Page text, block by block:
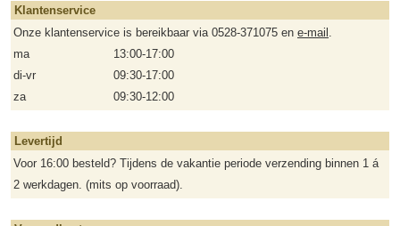
Klantenservice
Onze klantenservice is bereikbaar via 0528-371075 en e-mail .
ma
13:00-17:00
di-vr
09:30-17:00
za
09:30-12:00
Levertijd
Voor 16:00 besteld? Tijdens de vakantie periode verzending binnen 1 á
2 werkdagen. (mits op voorraad).